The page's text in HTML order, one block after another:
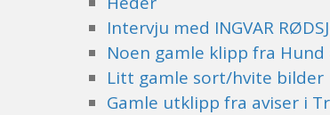
Intervju med INGVAR
Noen gamle klipp fra Hund
Litt gamle sort/hvite bilder
Gamle utklipp fra aviser i